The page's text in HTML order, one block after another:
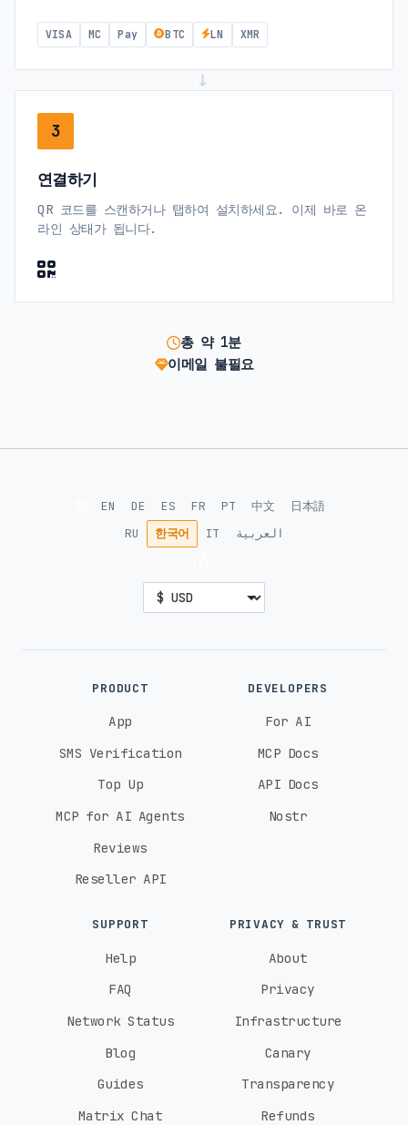
VISA MC Pay BTC LN XMR
3
연결하기
QR 코드를 스캔하거나 탭하여 설치하세요. 이제 바로 온
라인 상태가 됩니다.
총 약 1분
이메일 불필요
EN DE ES FR PT 中文
日本語
RU
한국어 IT العربية
PRODUCT
App
SMS Verification
Top Up
MCP for AI Agents
Reviews
Reseller API
DEVELOPERS
For AI
MCP Docs
API Docs
Nostr
SUPPORT
Help
FAQ
Network Status
Blog
Guides
Matrix Chat
PRIVACY & TRUST
About
Privacy
Infrastructure
Canary
Transparency
Refunds